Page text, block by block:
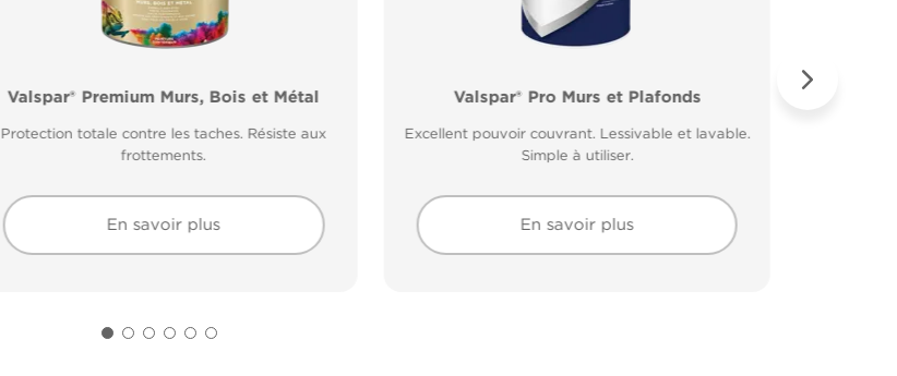
Valspar® Premium Murs, Bois et Métal
Protection totale contre les taches. Résiste aux
frottements.
En savoir plus
Valspar® Pro Murs et Plafonds
Excellent pouvoir couvrant. Lessivable et lavable.
Simple à utiliser.
En savoir plus
Valspar® Pro Peinture Façade Toutes
Application idéale entre 2°C et 15°C de
Valspar® Pro Peinture Façade
Microporeuse et respirante. Résiste à la pluie 30
minutes après application.